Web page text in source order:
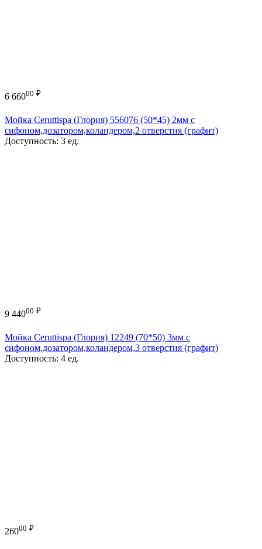
6 66000 ₽
Мойка Ceruttispa (Глория) 556076 (50*45) 2мм с
сифоном,дозатором,коландером,2 отверстия (графит)
Доступность: 3 ед.
9 44000 ₽
Мойка Ceruttispa (Глория) 12249 (70*50) 3мм с
сифоном,дозатором,коландером,3 отверстия (графит)
Доступность: 4 ед.
26000 ₽